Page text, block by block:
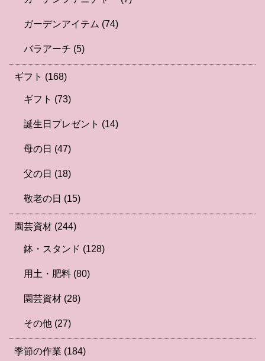
ガーデンアイテム (74)
バラアーチ (5)
ギフト (168)
ギフト (73)
誕生日プレゼント (14)
母の日 (47)
父の日 (18)
敬老の日 (15)
園芸資材 (244)
鉢・スタンド (128)
用土・肥料 (80)
園芸資材 (28)
その他 (27)
季節の作業 (184)